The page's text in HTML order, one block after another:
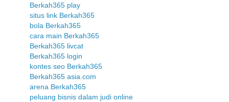
Berkah365 play
situs link Berkah365
bola Berkah365
cara main Berkah365
Berkah365 livcat
Berkah365 login
kontes seo Berkah365
Berkah365 asia.com
arena Berkah365
peluang bisnis dalam judi online